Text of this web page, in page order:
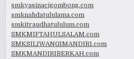
smkyasinacigombong.com
smknahdatululama.com
smkitraudhatululum.com
SMKMIFTAHULSALAM.com
SMKSILIWANGIMANDIRI.com
SMKMANDIRIBERKAH.com